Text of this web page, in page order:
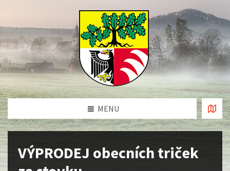
MENU
VÝPRODEJ obecních triček